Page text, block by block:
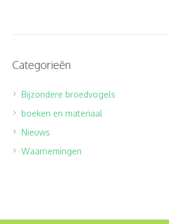
Categorieën
Bijzondere broedvogels
boeken en materiaal
Nieuws
Waarnemingen